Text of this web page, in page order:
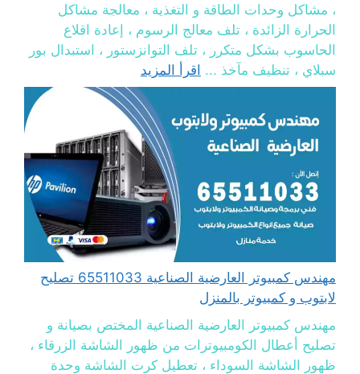
، مشاكل وحدات الطاقة و التغذية ، معالجة مشاكل
الحرارة الزائدة ، تلف معالج الرسوم ، إعادة اقلاع
الحاسوب بشكل متكرر ، تلف التوانزستور ، استبدال بور
سبلاي ، تنظيف مآخذ ... اقرأ المزيد
مهندس كمبيوتر العارضية الصناعية 65511033 تصليح
لابتوب و كمبيوتر بالمنزل
مهندس كمبيوتر العارضية الصناعية المختص بصيانة و
تصليح أعطال الكومبيوترات من ظهور الشاشة الزرقاء ،
ظهور الشاشة السوداء ، تعطيل كرت الشاشة وحدة